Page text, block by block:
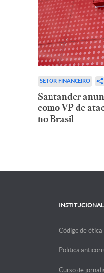
SETOR FINANCEIRO
Santander
como VP de
no Brasil
INSTITUCIONAL
Código de ética
Politica
Curso de